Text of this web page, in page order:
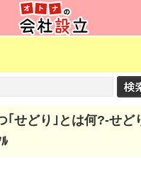
｢せどり｣とは何?-せど